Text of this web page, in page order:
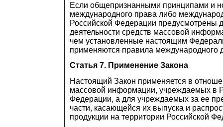
Если общепризнанными принципами и
международного права либо
Российской Федерации предусмотрены
деятельности средств массовой
чем установленные настоящим
применяются правила международного
Статья 7. Применение Закона
Настоящий Закон применяется в
массовой информации, учреждаемых в
Федерации, а для учреждаемых за ее
части, касающейся их выпуска и
продукции на территории Российской